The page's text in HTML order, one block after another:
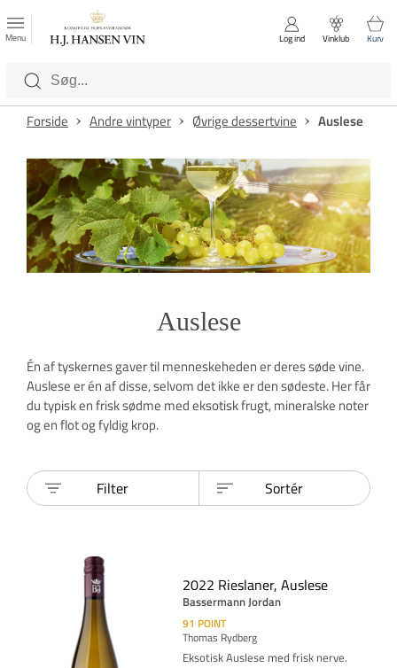
Luk
Kategorier
Menu Log ind Vinklub Kurv
Forside Andre vintyper Øvrige dessertvine Auslese
Auslese
Én af tyskernes gaver til menneskeheden er deres søde vine.
Auslese er én af disse, selvom det ikke er den sødeste. Her får
du typisk en frisk sødme med eksotisk frugt, mineralske noter
og en flot og fyldig krop.
Filter Sortér
2022 Rieslaner, Auslese
Bassermann Jordan
91 POINT
Thomas Rydberg
Eksotisk Auslese med frisk nerve.